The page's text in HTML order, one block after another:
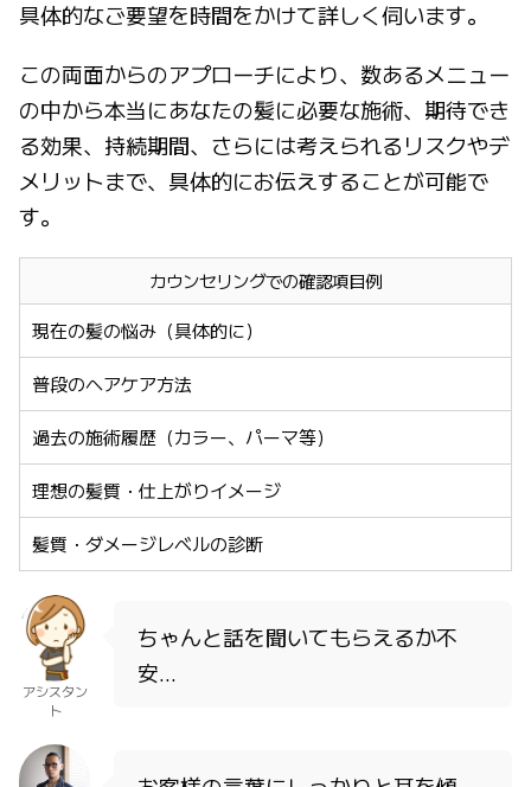
具体的なご要望を時間をかけて詳しく伺います。
この両面からのアプローチにより、数あるメニュー
の中から本当にあなたの髪に必要な施術、期待でき
る効果、持続期間、さらには考えられるリスクやデ
メリットまで、具体的にお伝えすることが可能で
す。
カウンセリングでの確認項目例
現在の髪の悩み（具体的に）
普段のヘアケア方法
過去の施術履歴（カラー、パーマ等）
理想の髪質・仕上がりイメージ
髪質・ダメージレベルの診断
アシスタン
ト
ちゃんと話を聞いてもらえるか不
安…